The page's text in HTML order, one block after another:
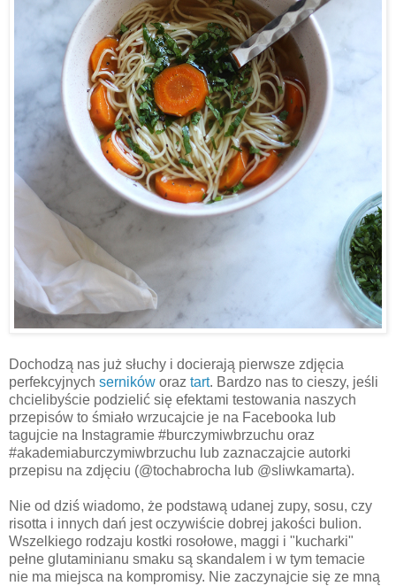
Dochodzą nas już słuchy i docierają pierwsze zdjęcia
perfekcyjnych serników oraz tart. Bardzo nas to cieszy, jeśli
chcielibyście podzielić się efektami testowania naszych
przepisów to śmiało wrzucajcie je na Facebooka lub
tagujcie na Instagramie #burczymiwbrzuchu oraz
#akademiaburczymiwbrzuchu lub zaznaczajcie autorki
przepisu na zdjęciu (@tochabrocha lub @sliwkamarta).
Nie od dziś wiadomo, że podstawą udanej zupy, sosu, czy
risotta i innych dań jest oczywiście dobrej jakości bulion.
Wszelkiego rodzaju kostki rosołowe, maggi i "kucharki"
pełne glutaminianu smaku są skandalem i w tym temacie
nie ma miejsca na kompromisy. Nie zaczynajcie się ze mną